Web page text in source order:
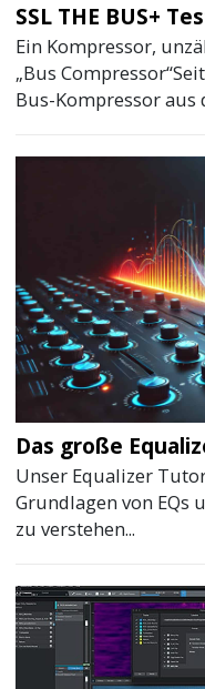
SSL THE BUS+
Ein Kompressor,
„Bus
Bus-Kompressor aus
Das große
Unser Equalizer
Grundlagen von EQs
zu verstehen...